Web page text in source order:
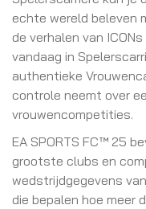
echte wereld beleven
de verhalen van
vandaag in
authentieke
controle neemt over
vrouwencompetities.
EA SPORTS FC™ 25
grootste clubs en
wedstrijdgegevens
die bepalen hoe meer